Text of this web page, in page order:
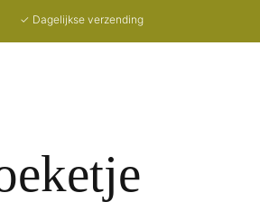
✓ Dagelijkse verzending